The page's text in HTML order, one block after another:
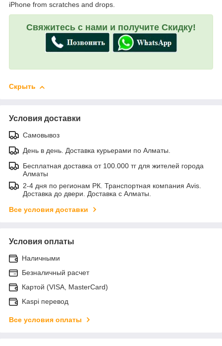
iPhone from scratches and drops.
Свяжитесь с нами и получите Скидку!
Скрыть
Условия доставки
Самовывоз
День в день. Доставка курьерами по Алматы.
Бесплатная доставка от 100.000 тг для жителей города
Алматы
2-4 дня по регионам РК. Транспортная компания Avis.
Доставка до двери. Доставка с Алматы.
Все условия доставки
Условия оплаты
Наличными
Безналичный расчет
Картой (VISA, MasterCard)
Kaspi перевод
Все условия оплаты